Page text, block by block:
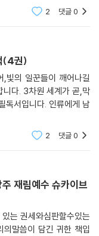
울이시기 바랍니다.
2 댓글0
(4권)
,빛의 일꾼들이 깨어나길
니다. 3차원 세계가 곧,막
독서입니다. 인류에게 남
2 댓글0
재림예수 슈카이브
는 권세와심판할수있는
의말씀이 담긴 귀한 책입